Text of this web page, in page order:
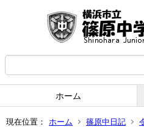
ホーム
現在位置： ホーム 篠原中日記